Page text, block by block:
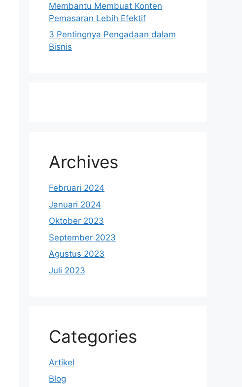
Membantu Membuat Konten
Pemasaran Lebih Efektif
3 Pentingnya Pengadaan dalam
Bisnis
Archives
Februari 2024
Januari 2024
Oktober 2023
September 2023
Agustus 2023
Juli 2023
Categories
Artikel
Blog